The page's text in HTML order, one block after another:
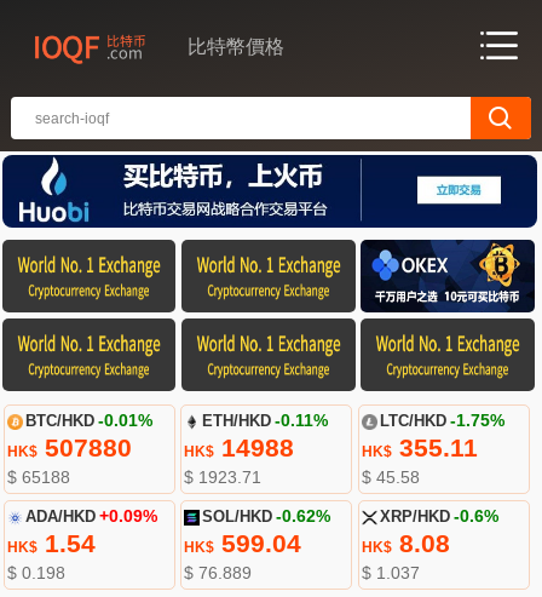
比特幣價格
BTC/HKD -0.01%
HK$507880
$ 65188
ETH/HKD -0.11%
HK$ 14988
$ 1923.71
LTC/HKD -1.75%
HK$355.11
$ 45.58
ADA/HKD +0.09%
HK$1.54
$ 0.198
SOL/HKD -0.62%
HK$ 599.04
$ 76.889
XRP/HKD -0.6%
HK$8.08
$ 1.037